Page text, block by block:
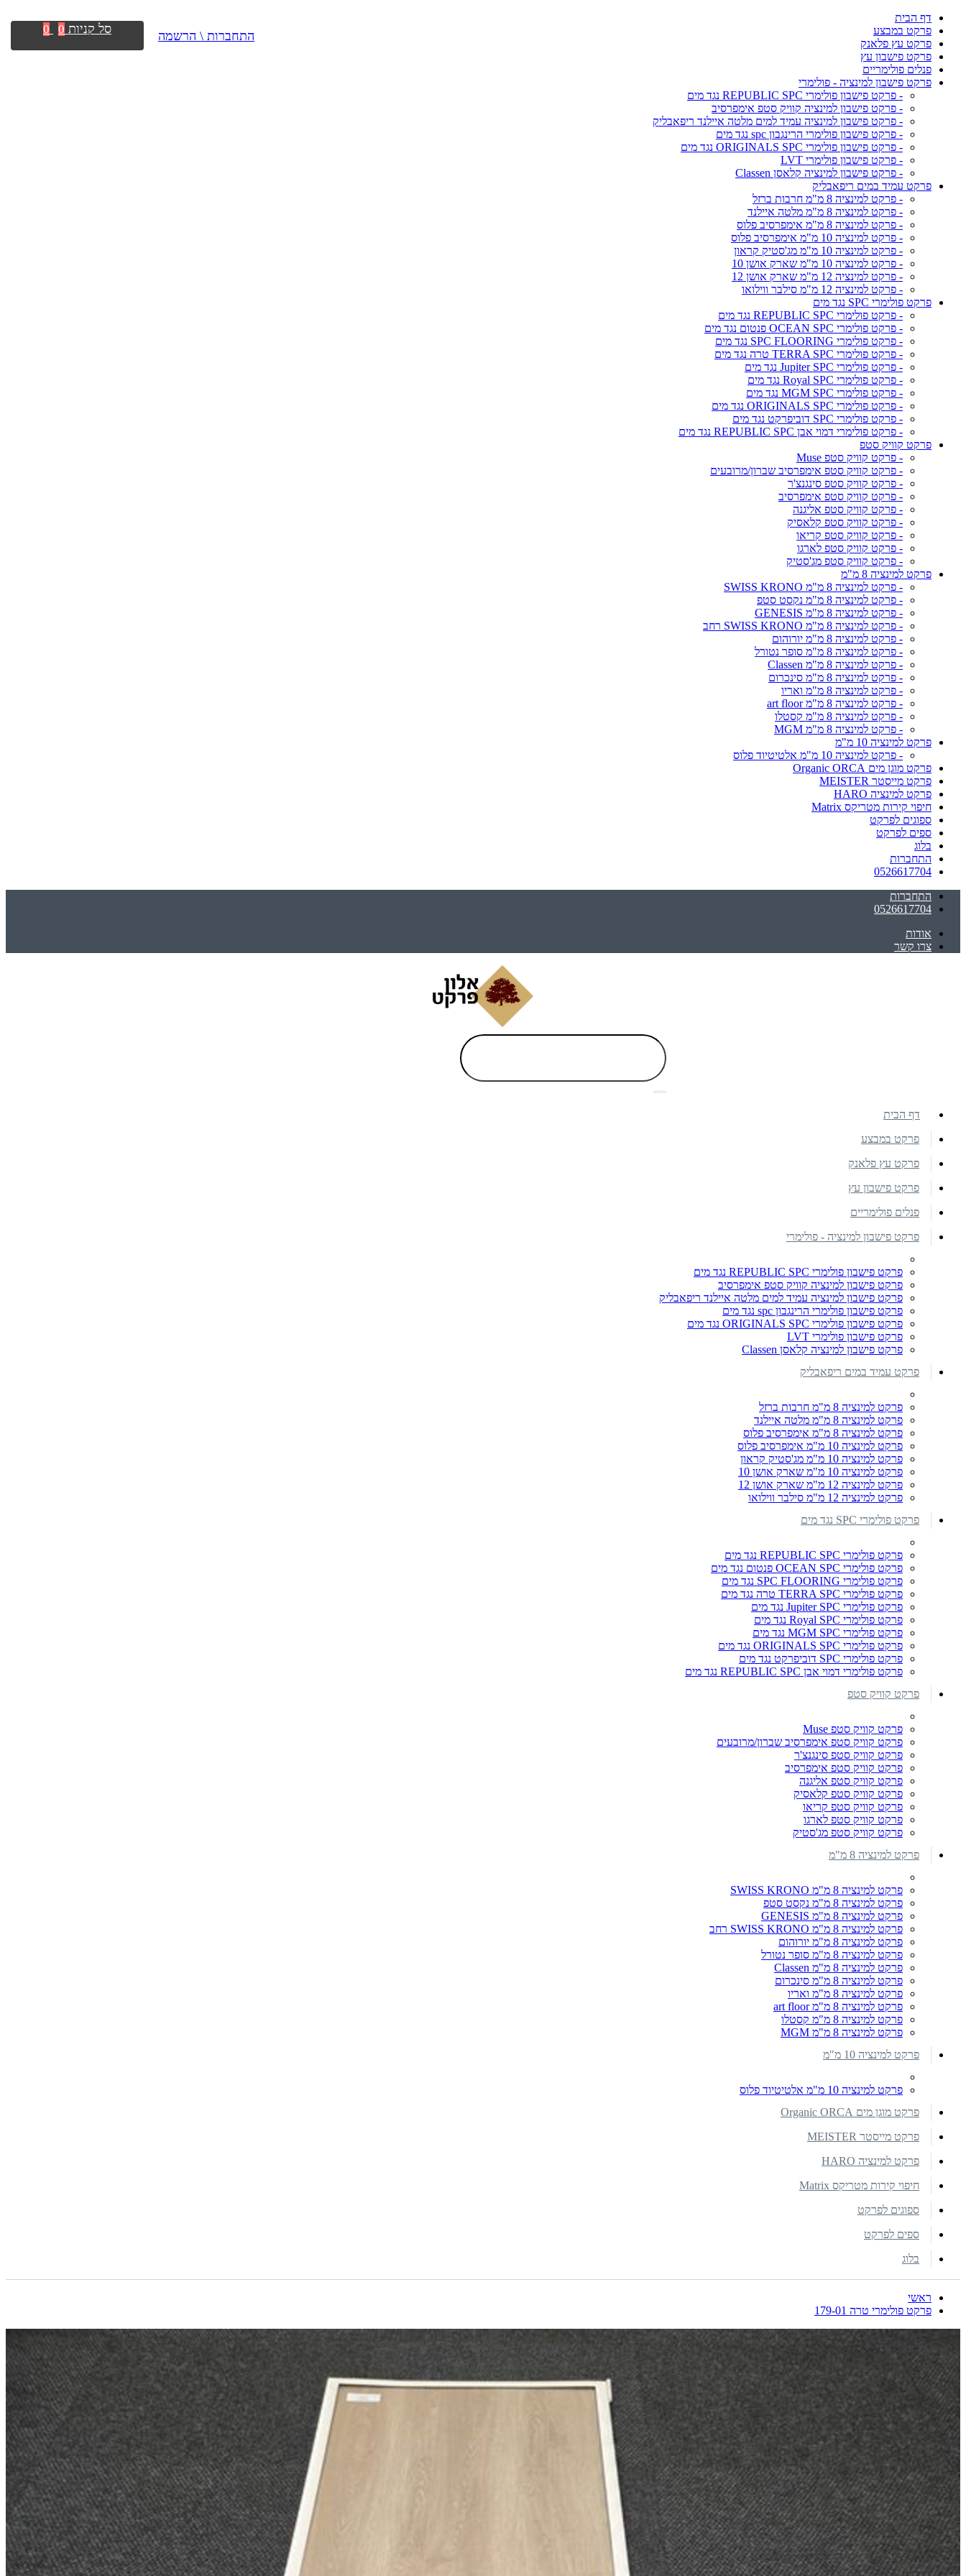
דף הבית
פרקט במבצע
פרקט עץ פלאנק
פרקט פישבון עץ
פנלים פולימריים
פרקט פישבון למינציה - פולימרי
- פרקט פישבון פולימרי REPUBLIC SPC נגד מים
- פרקט פישבון למינציה קוויק סטפ אימפרסיב
- פרקט פישבון למינציה עמיד למים מלטה איילנד ריפאבליק
- פרקט פישבון פולימרי הרינגבון spc נגד מים
- פרקט פישבון פולימרי ORIGINALS SPC נגד מים
- פרקט פישבון פולימרי LVT
- פרקט פישבון למינציה קלאסן Classen
פרקט עמיד במים ריפאבליק
- פרקט למינציה 8 מ"מ חרבות ברזל
- פרקט למינציה 8 מ"מ מלטה איילנד
- פרקט למינציה 8 מ"מ אימפרסיב פלוס
- פרקט למינציה 10 מ"מ אימפרסיב פלוס
- פרקט למינציה 10 מ"מ מג'סטיק קראון
- פרקט למינציה 10 מ"מ שארק אושן 10
- פרקט למינציה 12 מ"מ שארק אושן 12
- פרקט למינציה 12 מ"מ סילבר ווילואו
פרקט פולימרי SPC נגד מים
- פרקט פולימרי REPUBLIC SPC נגד מים
- פרקט פולימרי OCEAN SPC פנטום נגד מים
- פרקט פולימרי SPC FLOORING נגד מים
- פרקט פולימרי TERRA SPC טרה נגד מים
- פרקט פולימרי Jupiter SPC נגד מים
- פרקט פולימרי Royal SPC נגד מים
- פרקט פולימרי MGM SPC נגד מים
- פרקט פולימרי ORIGINALS SPC נגד מים
- פרקט פולימרי SPC דוביפרקט נגד מים
- פרקט פולימרי דמוי אבן REPUBLIC SPC נגד מים
פרקט קוויק סטפ
- פרקט קוויק סטפ Muse
- פרקט קוויק סטפ אימפרסיב שברון/מרובעים
- פרקט קוויק סטפ סינגנצ'ר
- פרקט קוויק סטפ אימפרסיב
- פרקט קוויק סטפ אליגנה
- פרקט קוויק סטפ קלאסיק
- פרקט קוויק סטפ קריאו
- פרקט קוויק סטפ לארגו
- פרקט קוויק סטפ מג'סטיק
פרקט למינציה 8 מ"מ
- פרקט למינציה 8 מ"מ SWISS KRONO
- פרקט למינציה 8 מ"מ נקסט סטפ
- פרקט למינציה 8 מ"מ GENESIS
- פרקט למינציה 8 מ"מ SWISS KRONO רחב
- פרקט למינציה 8 מ"מ יורוהום
- פרקט למינציה 8 מ"מ סופר נטורל
- פרקט למינציה 8 מ"מ Classen
- פרקט למינציה 8 מ"מ סינכרום
- פרקט למינציה 8 מ"מ ואריו
- פרקט למינציה 8 מ"מ art floor
- פרקט למינציה 8 מ"מ קסטלו
- פרקט למינציה 8 מ"מ MGM
פרקט למינציה 10 מ"מ
- פרקט למינציה 10 מ"מ אלטיטיוד פלוס
פרקט מוגן מים Organic ORCA
פרקט מייסטר MEISTER
פרקט למינציה HARO
חיפוי קירות מטריקס Matrix
ספוגים לפרקט
ספים לפרקט
בלוג
התחברות
0526617704
התחברות
0526617704
אודות
צרו קשר
התחברות \ הרשמה סל קניות 0
0
דף הבית
פרקט במבצע
פרקט עץ פלאנק
פרקט פישבון עץ
פנלים פולימריים
פרקט פישבון למינציה - פולימרי
פרקט פישבון פולימרי REPUBLIC SPC נגד מים
פרקט פישבון למינציה קוויק סטפ אימפרסיב
פרקט פישבון למינציה עמיד למים מלטה איילנד ריפאבליק
פרקט פישבון פולימרי הרינגבון spc נגד מים
פרקט פישבון פולימרי ORIGINALS SPC נגד מים
פרקט פישבון פולימרי LVT
פרקט פישבון למינציה קלאסן Classen
פרקט עמיד במים ריפאבליק
פרקט למינציה 8 מ"מ חרבות ברזל
פרקט למינציה 8 מ"מ מלטה איילנד
פרקט למינציה 8 מ"מ אימפרסיב פלוס
פרקט למינציה 10 מ"מ אימפרסיב פלוס
פרקט למינציה 10 מ"מ מג'סטיק קראון
פרקט למינציה 10 מ"מ שארק אושן 10
פרקט למינציה 12 מ"מ שארק אושן 12
פרקט למינציה 12 מ"מ סילבר ווילואו
פרקט פולימרי SPC נגד מים
פרקט פולימרי REPUBLIC SPC נגד מים
פרקט פולימרי OCEAN SPC פנטום נגד מים
פרקט פולימרי SPC FLOORING נגד מים
פרקט פולימרי TERRA SPC טרה נגד מים
פרקט פולימרי Jupiter SPC נגד מים
פרקט פולימרי Royal SPC נגד מים
פרקט פולימרי MGM SPC נגד מים
פרקט פולימרי ORIGINALS SPC נגד מים
פרקט פולימרי SPC דוביפרקט נגד מים
פרקט פולימרי דמוי אבן REPUBLIC SPC נגד מים
פרקט קוויק סטפ
פרקט קוויק סטפ Muse
פרקט קוויק סטפ אימפרסיב שברון/מרובעים
פרקט קוויק סטפ סינגנצ'ר
פרקט קוויק סטפ אימפרסיב
פרקט קוויק סטפ אליגנה
פרקט קוויק סטפ קלאסיק
פרקט קוויק סטפ קריאו
פרקט קוויק סטפ לארגו
פרקט קוויק סטפ מג'סטיק
פרקט למינציה 8 מ"מ
פרקט למינציה 8 מ"מ SWISS KRONO
פרקט למינציה 8 מ"מ נקסט סטפ
פרקט למינציה 8 מ"מ GENESIS
פרקט למינציה 8 מ"מ SWISS KRONO רחב
פרקט למינציה 8 מ"מ יורוהום
פרקט למינציה 8 מ"מ סופר נטורל
פרקט למינציה 8 מ"מ Classen
פרקט למינציה 8 מ"מ סינכרום
פרקט למינציה 8 מ"מ ואריו
פרקט למינציה 8 מ"מ art floor
פרקט למינציה 8 מ"מ קסטלו
פרקט למינציה 8 מ"מ MGM
פרקט למינציה 10 מ"מ
פרקט למינציה 10 מ"מ אלטיטיוד פלוס
פרקט מוגן מים Organic ORCA
פרקט מייסטר MEISTER
פרקט למינציה HARO
חיפוי קירות מטריקס Matrix
ספוגים לפרקט
ספים לפרקט
בלוג
ראשי
פרקט פולימרי טרה 179-01